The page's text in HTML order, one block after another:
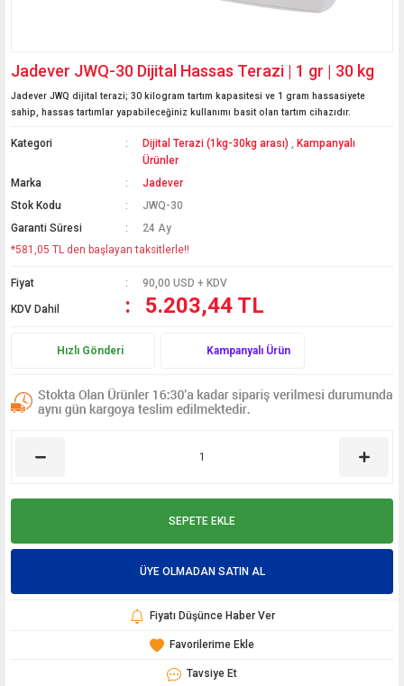
Jadever JWQ-30 Dijital Hassas Terazi | 1 gr | 30 kg
Jadever JWQ dijital terazi; 30 kilogram tartım kapasitesi ve 1 gram hassasiyete
sahip, hassas tartımlar yapabileceğiniz kullanımı basit olan tartım cihazıdır.
Kategori Dijital Terazi (1kg-30kg arası) , Kampanyalı
Ürünler
Marka
Jadever
Stok Kodu
JWQ-30
Garanti Süresi
24 Ay
*581,05 TL den başlayan taksitlerle!!
Fiyat 90,00 USD + KDV
KDV Dahil 5.203,44 TL
Hızlı Gönderi Kampanyalı Ürün
SEPETE EKLE
ÜYE OLMADAN SATIN AL
Fiyatı Düşünce Haber Ver
Tavsiye Et